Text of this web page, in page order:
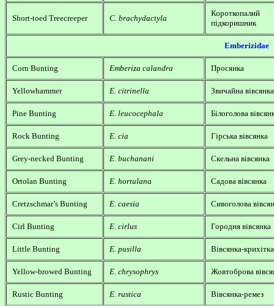
Short-toed Treecreeper C. brachydactyla
Короткопалий
підкоришник
Emberizidae
Corn Bunting Emberiza calandra Просянка
Yellowhammer E. citrinella Звичайна вівсянка
Pine Bunting E. leucocephala Білоголова
Rock Bunting E. cia Гірська вівсянка
Grey-necked Bunting E. buchanani Скельна вівсянка
Ortolan Bunting E. hortulana Садова вівсянка
Cretzschmar’s Bunting E. caesia Сивоголова
Cirl Bunting E. cirlus Городня вівсянка
Little Bunting E. pusilla Вівсянка-крихітка
Yellow-browed Bunting E. chrysophrys Жовтоброва
Rustic Bunting E. rustica Вівсянка-ремез